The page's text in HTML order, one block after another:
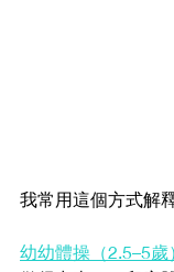
我常用這個方式解
幼幼體操（2.5–5歲